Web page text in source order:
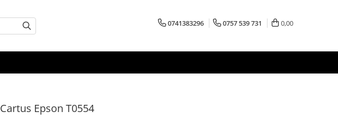
0741383296 0757 539 731 0,00
Cartus Epson T0554